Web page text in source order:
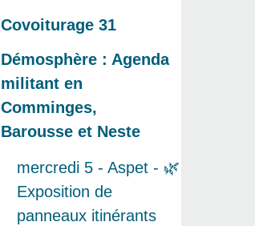
Covoiturage 31
Démosphère : Agenda
militant en
Comminges,
Barousse et Neste
mercredi 5 - Aspet - 🌿
Exposition de
panneaux itinérants